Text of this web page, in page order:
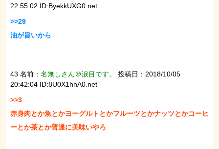
22:55:02 ID:ByekkUXG0.net
>>29
油が旨いから
43 名前： 名無しさん＠涙目です。
投稿日：2018/10/05
20:42:04 ID:8U0X1hhA0.net
>>3
赤身肉とか魚とかヨーグルトとかフルーツとかナッツとかコーヒ
ーとか茶とか普通に美味いやろ